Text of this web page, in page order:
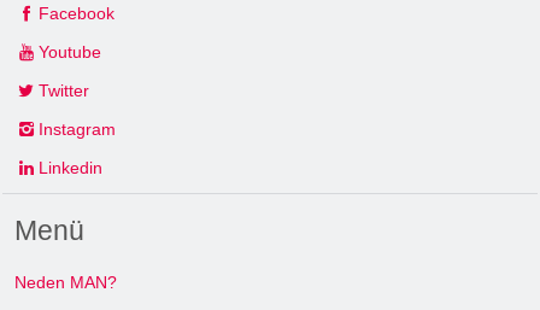
Facebook
Youtube
Twitter
Instagram
Linkedin
Menü
Neden MAN?